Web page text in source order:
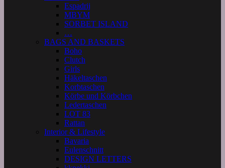
Espadrij
MBYM
SORBET ISLAND
…
BAGS AND BASKETS
Boho
Clutch
Girls
Häkeltaschen
Korbtaschen
Körbe und Körbchen
Ledertaschen
LOT 83
Rattan
Interior & Lifestyle
Bavaria
Eulenschnitt
DESIGN LETTERS